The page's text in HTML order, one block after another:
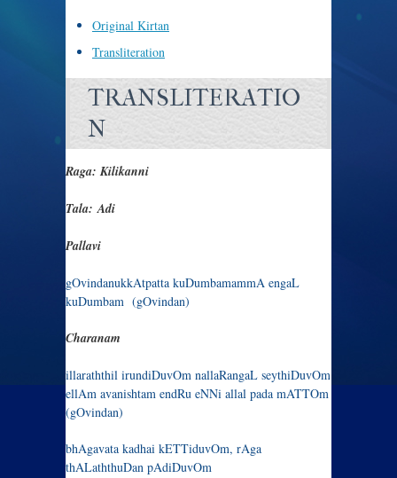
Original Kirtan
Transliteration
TRANSLITERATIO
N
Raga: Kilikanni
Tala: Adi
Pallavi
gOvindanukkAtpatta kuDumbamammA engaL
kuDumbam (gOvindan)
Charanam
illaraththil irundiDuvOm nallaRangaL seythiDuvOm
ellAm avanishtam endRu eNNi allal pada mATTOm
(gOvindan)
bhAgavata kadhai kETTiduvOm, rAga
thALaththuDan pAdiDuvOm